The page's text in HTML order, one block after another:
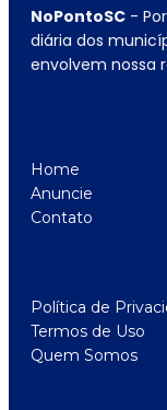
NoPontoSC -
diária dos
envolvem nossa
Home
Anuncie
Contato
Política de
Termos de Uso
Quem Somos